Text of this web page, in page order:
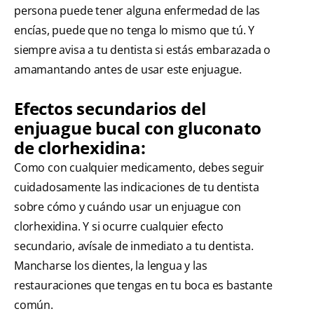
persona puede tener alguna enfermedad de las
encías, puede que no tenga lo mismo que tú. Y
siempre avisa a tu dentista si estás embarazada o
amamantando antes de usar este enjuague.
Efectos secundarios del
enjuague bucal con gluconato
de clorhexidina:
Como con cualquier medicamento, debes seguir
cuidadosamente las indicaciones de tu dentista
sobre cómo y cuándo usar un enjuague con
clorhexidina. Y si ocurre cualquier efecto
secundario, avísale de inmediato a tu dentista.
Mancharse los dientes, la lengua y las
restauraciones que tengas en tu boca es bastante
común.